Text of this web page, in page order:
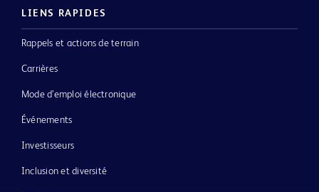
LIENS RAPIDES
Rappels et actions de terrain
Carrières
Mode d’emploi électronique
Événements
Investisseurs
Inclusion et diversité